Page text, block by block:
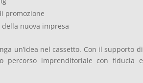
promozione
nuova impresa
un’idea nel cassetto. Con il supporto di
percorso imprenditoriale con fiducia e